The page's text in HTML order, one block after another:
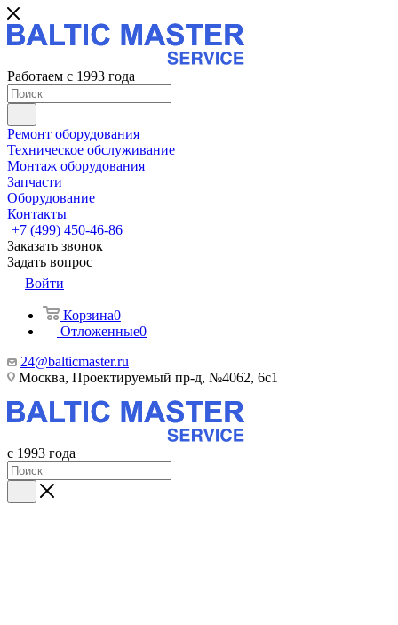
Работаем с 1993 года
Ремонт оборудования
Техническое обслуживание
Монтаж оборудования
Запчасти
Оборудование
Контакты
+7 (499) 450-46-86
Заказать звонок
Задать вопрос
Войти
Корзина0
Отложенные0
24@balticmaster.ru
Москва, Проектируемый пр-д, №4062, 6с1
с 1993 года